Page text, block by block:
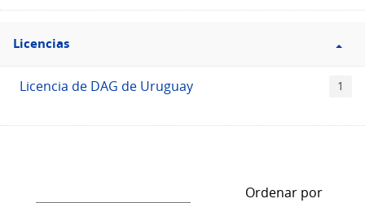
Filtro
Licencias
Licencias
Licencia de DAG de Uruguay 1
Ordenar por